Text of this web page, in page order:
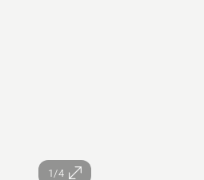
1/4